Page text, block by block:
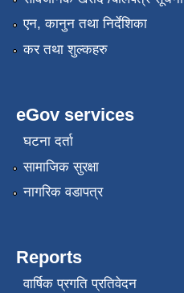
एन, कानुन तथा निर्देशिका
कर तथा शुल्कहरु
eGov services
घटना दर्ता
सामाजिक सुरक्षा
नागरिक वडापत्र
Reports
वार्षिक प्रगति प्रतिवेदन